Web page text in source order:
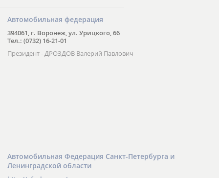
Автомобильная федерация
394061, г. Воронеж, ул. Урицкого, 66
Тел.: (0732) 16-21-01
Президент - ДРОЗДОВ Валерий Павлович
Автомобильная Федерация Санкт-Петербурга и
Ленинградской области